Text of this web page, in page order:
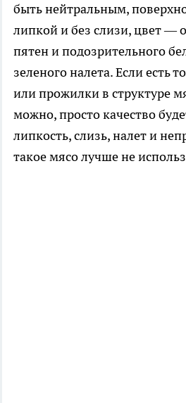
быть нейтральным,
липкой и без слизи, цвет —
пятен и подозрительного
зеленого налета. Если есть
или прожилки в структуре
можно, просто качество
липкость, слизь, налет и
такое мясо лучше не